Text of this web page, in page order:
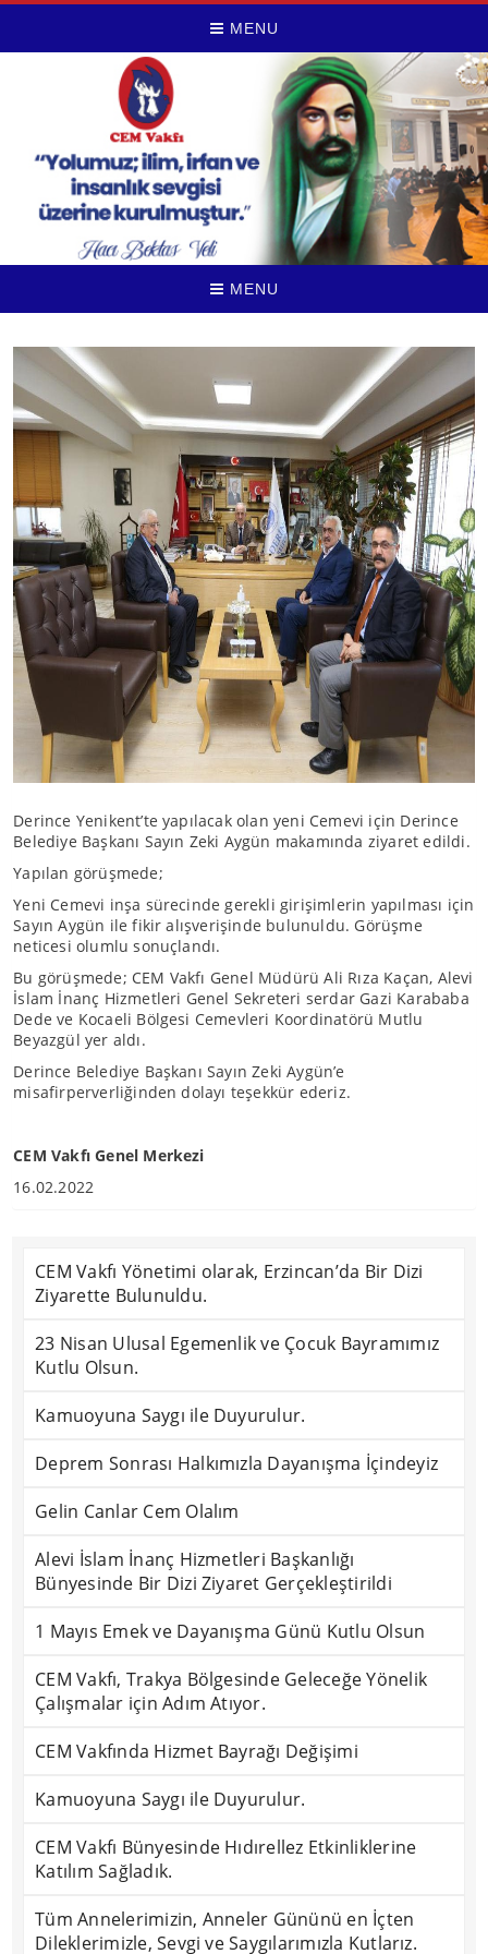
MENU
MENU
Derince Yenikent’te yapılacak olan yeni Cemevi için Derince
Belediye Başkanı Sayın Zeki Aygün makamında ziyaret edildi.
Yapılan görüşmede;
Yeni Cemevi inşa sürecinde gerekli girişimlerin yapılması için
Sayın Aygün ile fikir alışverişinde bulunuldu. Görüşme
neticesi olumlu sonuçlandı.
Bu görüşmede; CEM Vakfı Genel Müdürü Ali Rıza Kaçan, Alevi
İslam İnanç Hizmetleri Genel Sekreteri serdar Gazi Karababa
Dede ve Kocaeli Bölgesi Cemevleri Koordinatörü Mutlu
Beyazgül yer aldı.
Derince Belediye Başkanı Sayın Zeki Aygün’e
misafirperverliğinden dolayı teşekkür ederiz.
CEM Vakfı Genel Merkezi
16.02.2022
CEM Vakfı Yönetimi olarak, Erzincan’da Bir Dizi
Ziyarette Bulunuldu.
23 Nisan Ulusal Egemenlik ve Çocuk Bayramımız
Kutlu Olsun.
Kamuoyuna Saygı ile Duyurulur.
Deprem Sonrası Halkımızla Dayanışma İçindeyiz
Gelin Canlar Cem Olalım
Alevi İslam İnanç Hizmetleri Başkanlığı
Bünyesinde Bir Dizi Ziyaret Gerçekleştirildi
1 Mayıs Emek ve Dayanışma Günü Kutlu Olsun
CEM Vakfı, Trakya Bölgesinde Geleceğe Yönelik
Çalışmalar için Adım Atıyor.
CEM Vakfında Hizmet Bayrağı Değişimi
Kamuoyuna Saygı ile Duyurulur.
CEM Vakfı Bünyesinde Hıdırellez Etkinliklerine
Katılım Sağladık.
Tüm Annelerimizin, Anneler Gününü en İçten
Dileklerimizle, Sevgi ve Saygılarımızla Kutlarız.